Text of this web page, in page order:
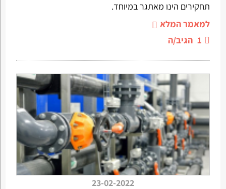
תחקירים הינו מאתגר במיוחד.
למאמר המלא
1 הגיב/ה
23-02-2022